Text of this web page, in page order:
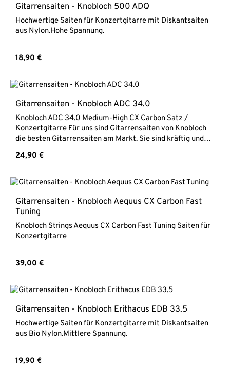
Saiten sind hergestellt aus Reinsilber, einem der
hochwertigsten Materialien. Sie liefern einen schönen und
langwährenden Ton mit mehr Körper und Tiefe und sind
somit ideal für Studio- und Live-Aufnahmen. Durch die
unübertroffene Haltbarkeit. High Tension / hohe
umsponnen - Reinsilber
Gitarrensaiten - Knobloch 500 ADQ
Hochwertige Saiten für Konzertgitarre mit Diskantsaiten
aus Nylon.Hohe Spannung.
Regulärer Preis:
18,90 €
Gitarrensaiten - Knobloch ADC 34.0
Knobloch ADC 34.0 Medium-High CX Carbon Satz /
Konzertgitarre Für uns sind Gitarrensaiten von Knobloch
die besten Gitarrensaiten am Markt. Sie sind kräftig und
Balance zwischen druckvollen Bässen, brillianten Höhen
Double Silver und die Diskantsaiten mit Carbon CX
sind hergestellt aus Reinsilber, einem der hochwertigsten
Materialien. Sie liefern einen schönen und langwährenden
Ton mit mehr Körper und Tiefe und sind somit ideal für
Studio- und Live-Aufnahmen. Durch die Verwendung von
Double Silver haben die Saiten eine
mittelhohe SpannungDiskant: Carbon CXBässe: Double
Regulärer Preis:
24,90 €
Gitarrensaiten - Knobloch Aequus CX Carbon Fast
Tuning
Knobloch Strings Aequus CX Carbon Fast Tuning Saiten für
Konzertgitarre
Regulärer Preis:
39,00 €
Gitarrensaiten - Knobloch Erithacus EDB 33.5
Hochwertige Saiten für Konzertgitarre mit Diskantsaiten
aus Bio Nylon.Mittlere Spannung.
Regulärer Preis:
19,90 €